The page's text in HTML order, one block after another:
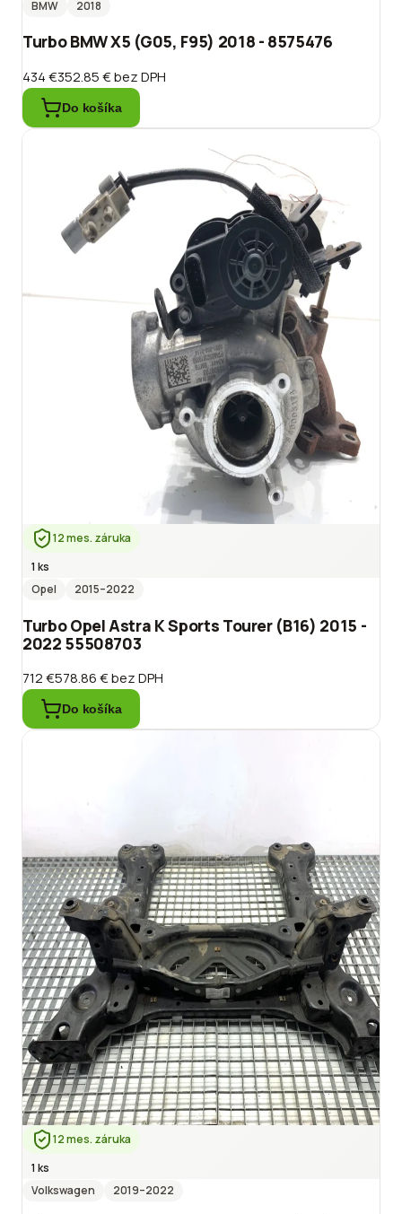
BMW 2018
Turbo BMW X5 (G05, F95) 2018 - 8575476
434 €352.85 €bez DPH
Do košíka
12 mes. záruka
1 ks
Opel
2015–2022
Turbo Opel Astra K Sports Tourer (B16) 2015 -
2022 55508703
712 €578.86 €bez DPH
Do košíka
12 mes. záruka
1 ks
Volkswagen
2019–2022